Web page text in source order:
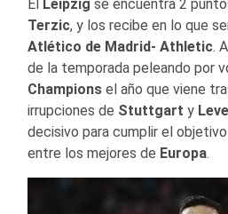
El Leipzig se encuentra 2
Terzic, y los recibe en lo que
Atlético de Madrid- Athletic.
de la temporada peleando por
Champions el año que viene
irrupciones de Stuttgart y
decisivo para cumplir el
entre los mejores de Europa.